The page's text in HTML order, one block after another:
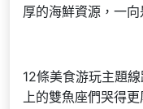
厚的海鮮資源，一向
12條美食游玩主題
上的雙魚座們哭得